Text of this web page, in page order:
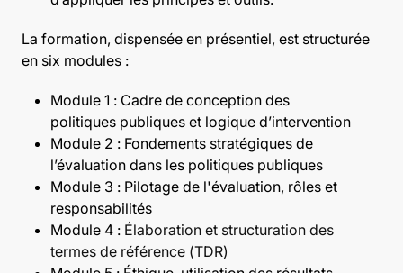
La formation, dispensée en présentiel, est structurée
en six modules :
Module 1 : Cadre de conception des
politiques publiques et logique d’intervention
Module 2 : Fondements stratégiques de
l’évaluation dans les politiques publiques
Module 3 : Pilotage de l'évaluation, rôles et
responsabilités
Module 4 : Élaboration et structuration des
termes de référence (TDR)